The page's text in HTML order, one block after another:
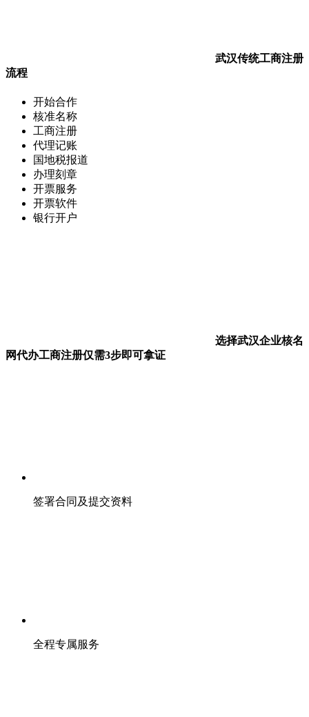
武汉传统工商注册
流程
开始合作
核准名称
工商注册
代理记账
国地税报道
办理刻章
开票服务
开票软件
银行开户
选择武汉企业核名
网代办工商注册仅需3步即可拿证
签署合同及提交资料
全程专属服务